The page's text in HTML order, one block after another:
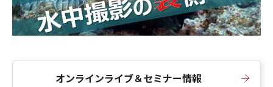
オンラインライブ＆セミナー情報